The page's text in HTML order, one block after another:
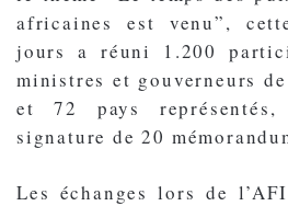
africaines est venu”,
jours a réuni 1.200
ministres et gouverneurs
et 72 pays
signature de 20
Les échanges lors de